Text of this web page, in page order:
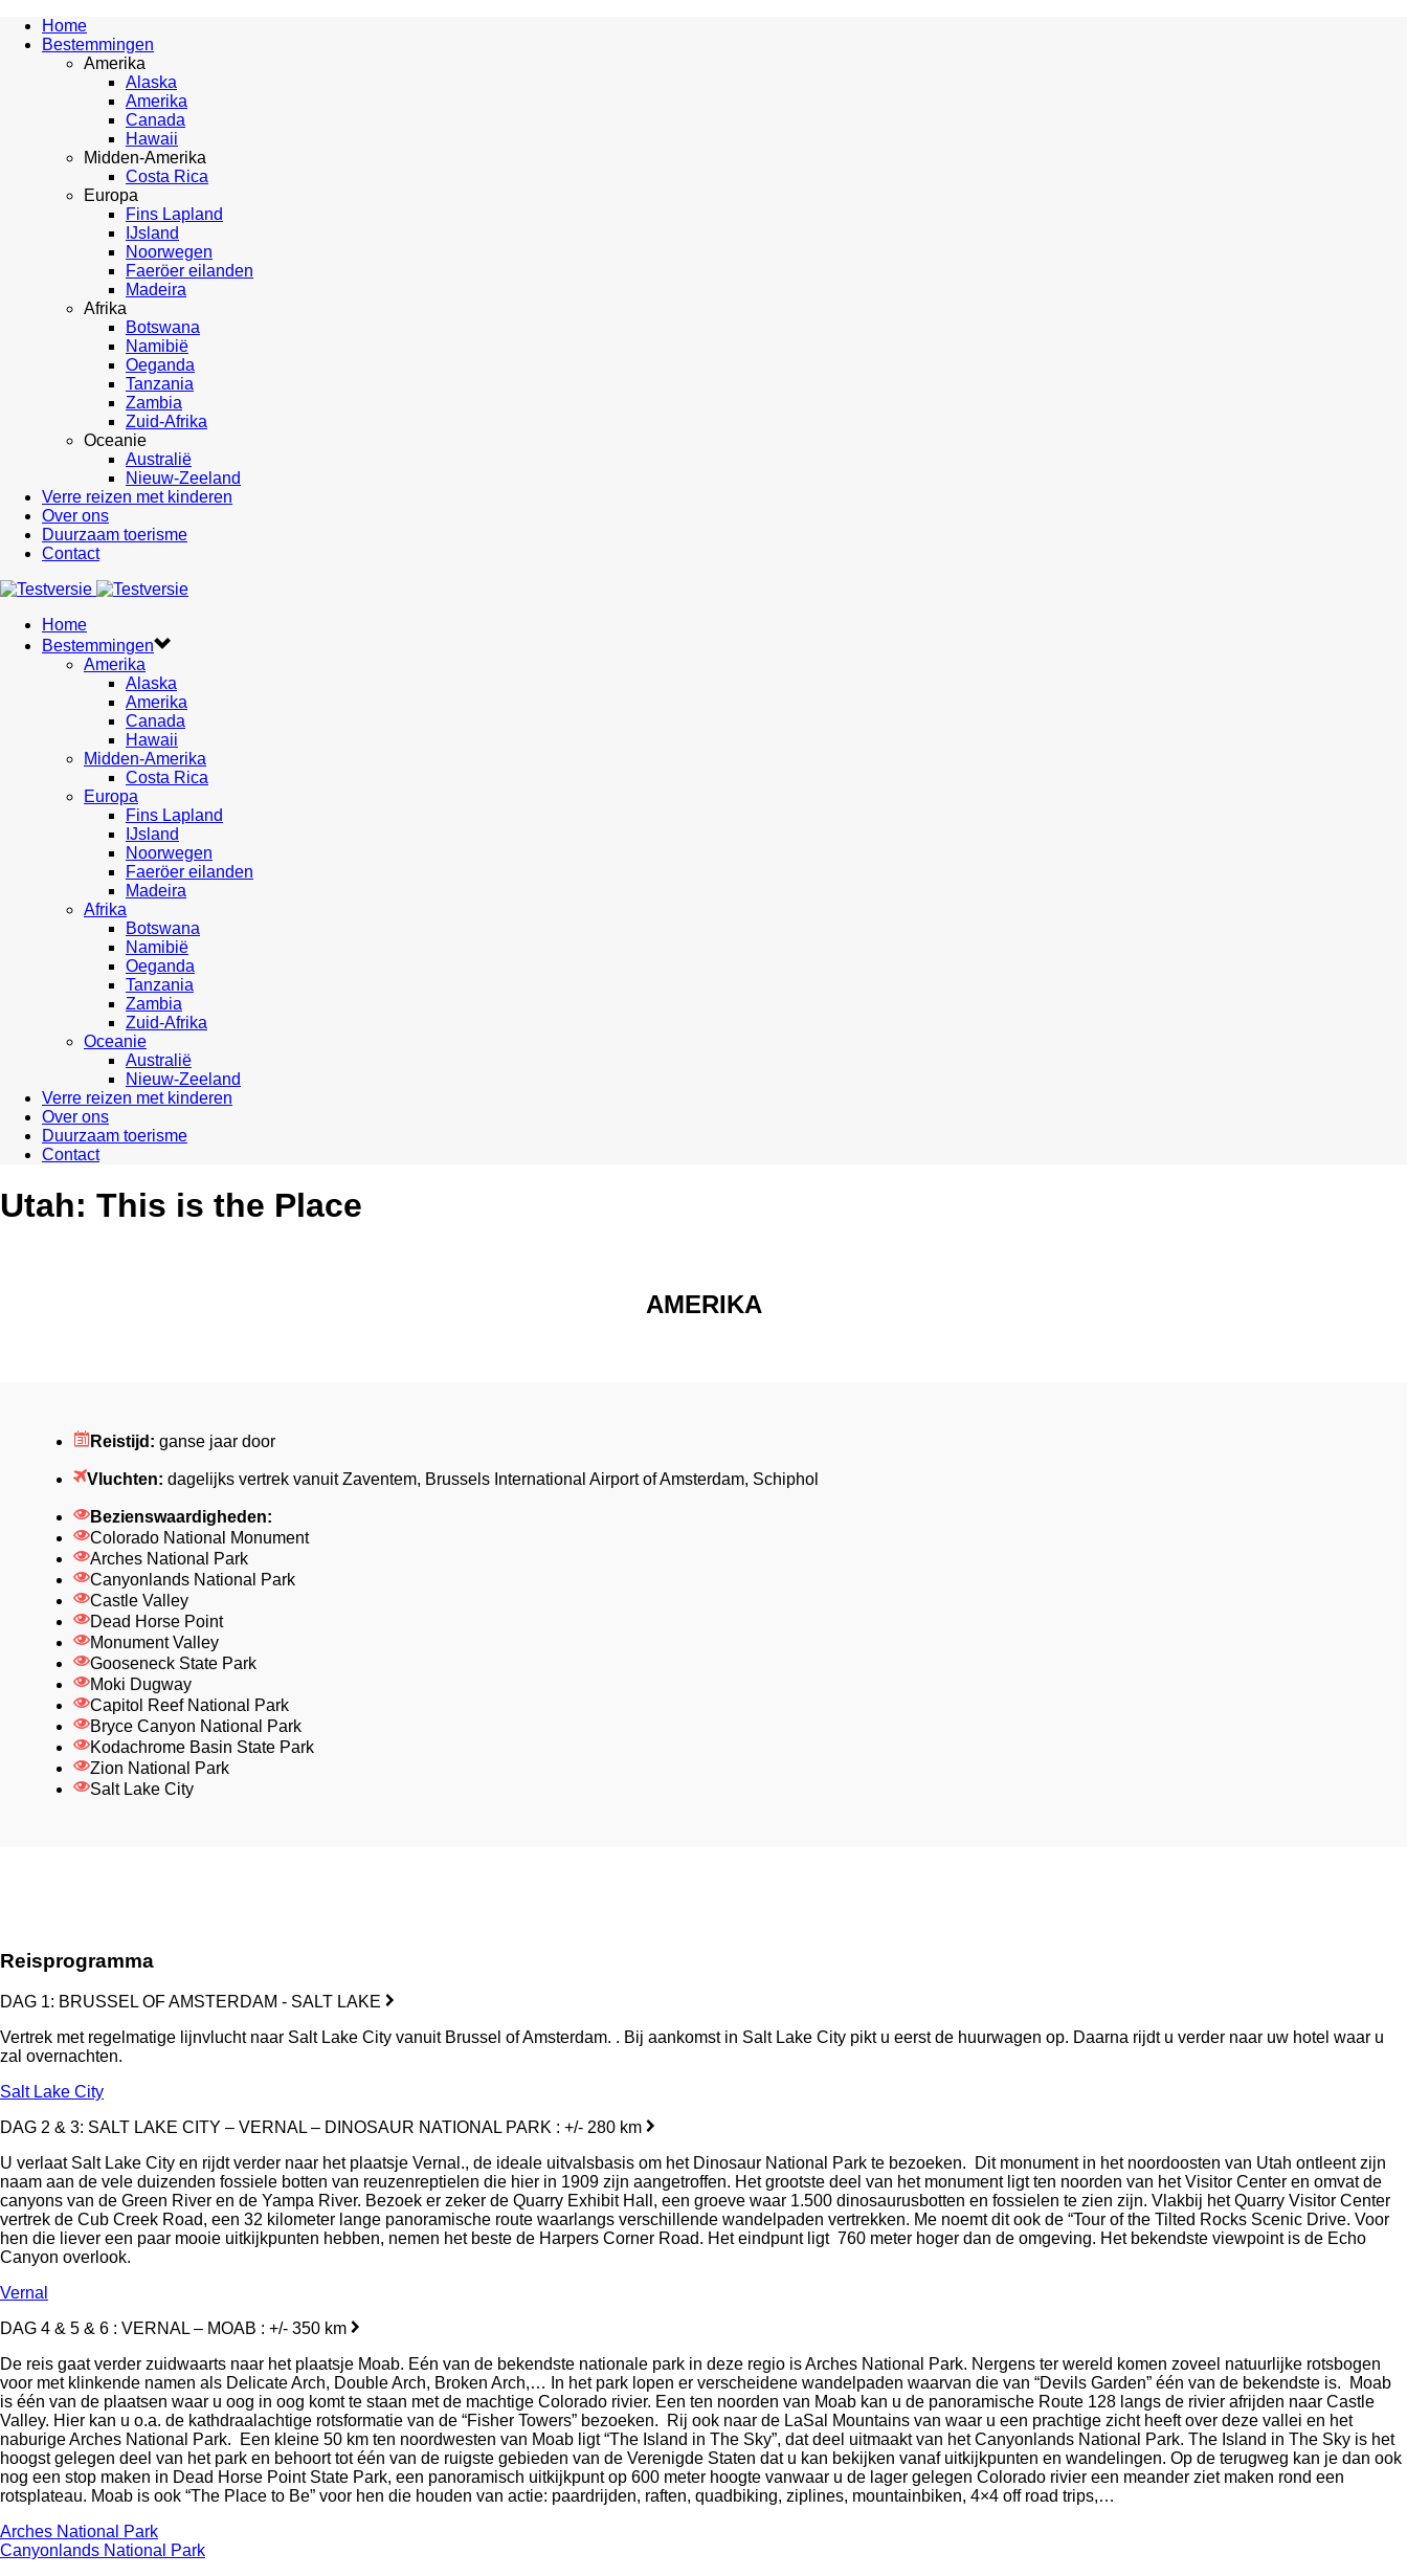
Home
Bestemmingen
Amerika
Alaska
Amerika
Canada
Hawaii
Midden-Amerika
Costa Rica
Europa
Fins Lapland
IJsland
Noorwegen
Faeröer eilanden
Madeira
Afrika
Botswana
Namibië
Oeganda
Tanzania
Zambia
Zuid-Afrika
Oceanie
Australië
Nieuw-Zeeland
Verre reizen met kinderen
Over ons
Duurzaam toerisme
Contact
Home
Bestemmingen
Amerika
Alaska
Amerika
Canada
Hawaii
Midden-Amerika
Costa Rica
Europa
Fins Lapland
IJsland
Noorwegen
Faeröer eilanden
Madeira
Afrika
Botswana
Namibië
Oeganda
Tanzania
Zambia
Zuid-Afrika
Oceanie
Australië
Nieuw-Zeeland
Verre reizen met kinderen
Over ons
Duurzaam toerisme
Contact
Utah: This is the Place
AMERIKA
Reistijd: ganse jaar door
Vluchten: dagelijks vertrek vanuit Zaventem, Brussels International Airport of Amsterdam, Schiphol
Bezienswaardigheden:
Colorado National Monument
Arches National Park
Canyonlands National Park
Castle Valley
Dead Horse Point
Monument Valley
Gooseneck State Park
Moki Dugway
Capitol Reef National Park
Bryce Canyon National Park
Kodachrome Basin State Park
Zion National Park
Salt Lake City
Reisprogramma
DAG 1: BRUSSEL OF AMSTERDAM - SALT LAKE
Vertrek met regelmatige lijnvlucht naar Salt Lake City vanuit Brussel of Amsterdam. . Bij aankomst in Salt Lake City pikt u eerst de huurwagen op. Daarna rijdt u verder naar uw hotel waar u
zal overnachten.
Salt Lake City
DAG 2 & 3: SALT LAKE CITY – VERNAL – DINOSAUR NATIONAL PARK : +/- 280 km
U verlaat Salt Lake City en rijdt verder naar het plaatsje Vernal., de ideale uitvalsbasis om het Dinosaur National Park te bezoeken. Dit monument in het noordoosten van Utah ontleent zijn
naam aan de vele duizenden fossiele botten van reuzenreptielen die hier in 1909 zijn aangetroffen. Het grootste deel van het monument ligt ten noorden van het Visitor Center en omvat de
canyons van de Green River en de Yampa River. Bezoek er zeker de Quarry Exhibit Hall, een groeve waar 1.500 dinosaurusbotten en fossielen te zien zijn. Vlakbij het Quarry Visitor Center
vertrek de Cub Creek Road, een 32 kilometer lange panoramische route waarlangs verschillende wandelpaden vertrekken. Me noemt dit ook de “Tour of the Tilted Rocks Scenic Drive. Voor
hen die liever een paar mooie uitkijkpunten hebben, nemen het beste de Harpers Corner Road. Het eindpunt ligt 760 meter hoger dan de omgeving. Het bekendste viewpoint is de Echo
Canyon overlook.
Vernal
DAG 4 & 5 & 6 : VERNAL – MOAB : +/- 350 km
De reis gaat verder zuidwaarts naar het plaatsje Moab. Eén van de bekendste nationale park in deze regio is Arches National Park. Nergens ter wereld komen zoveel natuurlijke rotsbogen
voor met klinkende namen als Delicate Arch, Double Arch, Broken Arch,… In het park lopen er verscheidene wandelpaden waarvan die van “Devils Garden” één van de bekendste is. Moab
is één van de plaatsen waar u oog in oog komt te staan met de machtige Colorado rivier. Een ten noorden van Moab kan u de panoramische Route 128 langs de rivier afrijden naar Castle
Valley. Hier kan u o.a. de kathdraalachtige rotsformatie van de “Fisher Towers” bezoeken. Rij ook naar de LaSal Mountains van waar u een prachtige zicht heeft over deze vallei en het
naburige Arches National Park. Een kleine 50 km ten noordwesten van Moab ligt “The Island in The Sky”, dat deel uitmaakt van het Canyonlands National Park. The Island in The Sky is het
hoogst gelegen deel van het park en behoort tot één van de ruigste gebieden van de Verenigde Staten dat u kan bekijken vanaf uitkijkpunten en wandelingen. Op de terugweg kan je dan ook
nog een stop maken in Dead Horse Point State Park, een panoramisch uitkijkpunt op 600 meter hoogte vanwaar u de lager gelegen Colorado rivier een meander ziet maken rond een
rotsplateau. Moab is ook “The Place to Be” voor hen die houden van actie: paardrijden, raften, quadbiking, ziplines, mountainbiken, 4×4 off road trips,…
Arches National Park
Canyonlands National Park